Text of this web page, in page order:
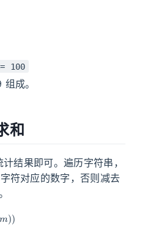
100
成。
和
计结果即可。遍历字符串，
符对应的数字，否则减去